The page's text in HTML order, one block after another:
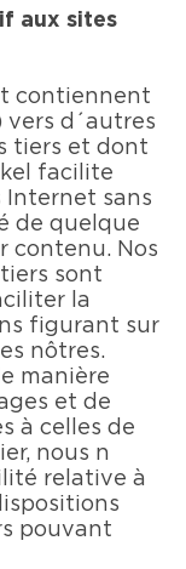
aux sites
contiennent
d´autres
tiers et dont
facilite
Internet sans
de quelque
contenu. Nos
sont
la
figurant sur
nôtres.
manière
et de
à celles de
nous n
relative à
pouvant